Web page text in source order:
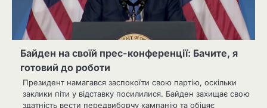
Байден на своїй прес-конференції: Бачите, я
готовий до роботи
Президент намагався заспокоїти свою партію, оскільки
заклики піти у відставку посилилися. Байден захищає свою
здатність вести передвиборчу кампанію та обіцяє